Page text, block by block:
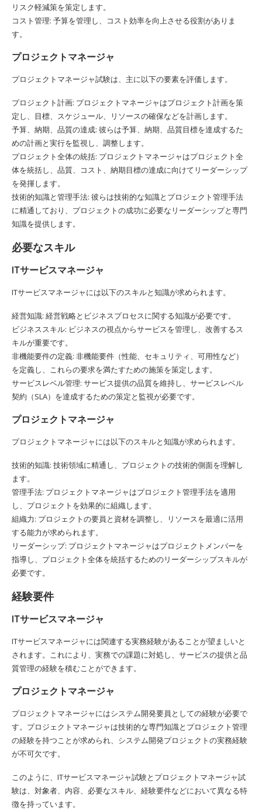
リスク軽減策を策定します。
コスト管理: 予算を管理し、コスト効率を向上させる役割がありま
す。
プロジェクトマネージャ
プロジェクトマネージャ試験は、主に以下の要素を評価します。
プロジェクト計画: プロジェクトマネージャはプロジェクト計画を策
定し、目標、スケジュール、リソースの確保などを計画します。
予算、納期、品質の達成: 彼らは予算、納期、品質目標を達成するた
めの計画と実行を監視し、調整します。
プロジェクト全体の統括: プロジェクトマネージャはプロジェクト全
体を統括し、品質、コスト、納期目標の達成に向けてリーダーシップ
を発揮します。
技術的知識と管理手法: 彼らは技術的な知識とプロジェクト管理手法
に精通しており、プロジェクトの成功に必要なリーダーシップと専門
知識を提供します。
必要なスキル
ITサービスマネージャ
ITサービスマネージャには以下のスキルと知識が求められます。
経営知識: 経営戦略とビジネスプロセスに関する知識が必要です。
ビジネススキル: ビジネスの視点からサービスを管理し、改善するス
キルが重要です。
非機能要件の定義: 非機能要件（性能、セキュリティ、可用性など）
を定義し、これらの要求を満たすための施策を策定します。
サービスレベル管理: サービス提供の品質を維持し、サービスレベル
契約（SLA）を達成するための策定と監視が必要です。
プロジェクトマネージャ
プロジェクトマネージャには以下のスキルと知識が求められます。
技術的知識: 技術領域に精通し、プロジェクトの技術的側面を理解し
ます。
管理手法: プロジェクトマネージャはプロジェクト管理手法を適用
し、プロジェクトを効果的に組織します。
組織力: プロジェクトの要員と資材を調整し、リソースを最適に活用
する能力が求められます。
リーダーシップ: プロジェクトマネージャはプロジェクトメンバーを
指導し、プロジェクト全体を統括するためのリーダーシップスキルが
必要です。
経験要件
ITサービスマネージャ
ITサービスマネージャには関連する実務経験があることが望ましいと
されます。これにより、実務での課題に対処し、サービスの提供と品
質管理の経験を積むことができます。
プロジェクトマネージャ
プロジェクトマネージャにはシステム開発要員としての経験が必要で
す。プロジェクトマネージャは技術的な専門知識とプロジェクト管理
の経験を持つことが求められ、システム開発プロジェクトの実務経験
が不可欠です。
このように、ITサービスマネージャ試験とプロジェクトマネージャ試
験は、対象者、内容、必要なスキル、経験要件などにおいて異なる特
徴を持っています。